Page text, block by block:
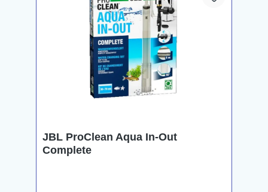
JBL ProClean Aqua In-Out
Complete